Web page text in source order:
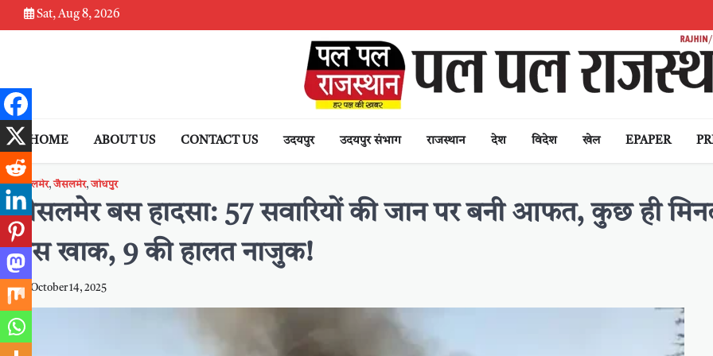
Skip
to
Sat, Aug 8, 2026
HOME ABOUT US CONTACT US उदयपुर उदयपुर संभाग राजस्थान देश विदेश खेल EPAPER
जैसलमेर,जैसलमेर,जोधपुर
जैसलमेर बस हादसा: 57 सवारियों की जान पर बनी आफत, कुछ ही
बस खाक, 9 की हालत नाजुक!
October 14, 2025